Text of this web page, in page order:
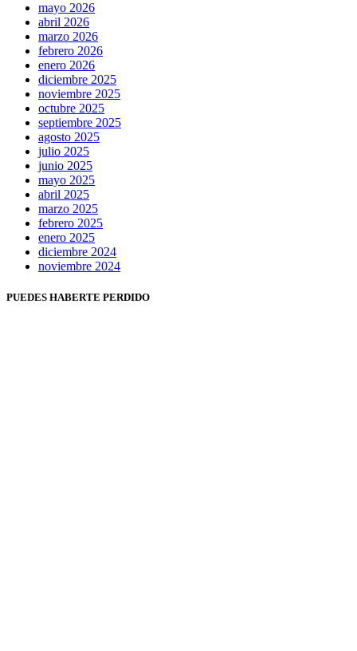
mayo 2026
abril 2026
marzo 2026
febrero 2026
enero 2026
diciembre 2025
noviembre 2025
octubre 2025
septiembre 2025
agosto 2025
julio 2025
junio 2025
mayo 2025
abril 2025
marzo 2025
febrero 2025
enero 2025
diciembre 2024
noviembre 2024
PUEDES HABERTE PERDIDO